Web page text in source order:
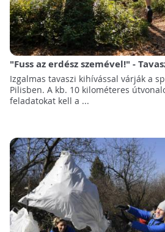
"Fuss az erdész szemével!" -
Izgalmas tavaszi kihívással várják a
Pilisben. A kb. 10 kilométeres
feladatokat kell a ...